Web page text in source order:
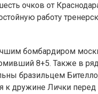
очков от
работу
бомбардиром
8+5. Также в
бразильцем
к дружине Лички перед